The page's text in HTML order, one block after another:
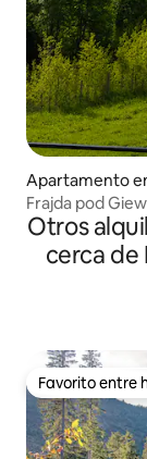
Apartamento
Frajda pod
Otros
cerca de
Favorito entre
Favorito entre